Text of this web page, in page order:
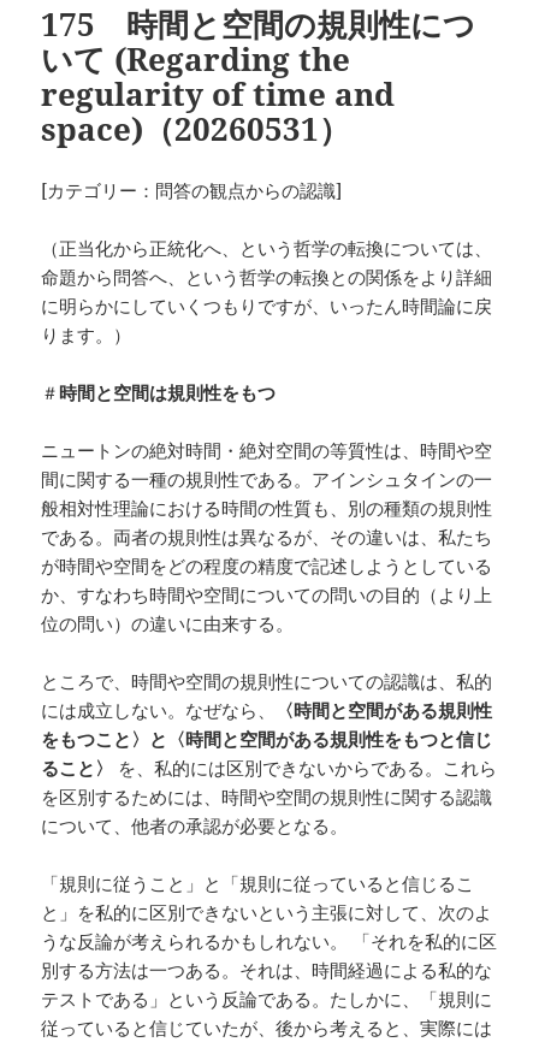
ー
175 時間と空間の規則性につ
いて (Regarding the
regularity of time and
space)（20260531）
[カテゴリー：問答の観点からの認識]
（正当化から正統化へ、という哲学の転換については、
命題から問答へ、という哲学の転換との関係をより詳細
に明らかにしていくつもりですが、いったん時間論に戻
ります。）
＃時間と空間は規則性をもつ
ニュートンの絶対時間・絶対空間の等質性は、時間や空
間に関する一種の規則性である。アインシュタインの一
般相対性理論における時間の性質も、別の種類の規則性
である。両者の規則性は異なるが、その違いは、私たち
が時間や空間をどの程度の精度で記述しようとしている
か、すなわち時間や空間についての問いの目的（より上
位の問い）の違いに由来する。
ところで、時間や空間の規則性についての認識は、私的
には成立しない。なぜなら、
〈時間と空間がある規則性
をもつこと〉と〈時間と空間がある規則性をもつと信じ
ること〉
を、私的には区別できないからである。これら
を区別するためには、時間や空間の規則性に関する認識
について、他者の承認が必要となる。
「規則に従うこと」と「規則に従っていると信じるこ
と」を私的に区別できないという主張に対して、次のよ
うな反論が考えられるかもしれない。 「それを私的に区
別する方法は一つある。それは、時間経過による私的な
テストである」という反論である。たしかに、「規則に
従っていると信じていたが、後から考えると、実際には